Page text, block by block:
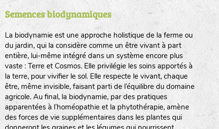
Semences biodynamiques
La biodynamie est une approche holistique de la ferme ou
du jardin, qui la considère comme un être vivant à part
entière, lui-même intégré dans un système encore plus
vaste : Terre et Cosmos. Elle privilégie les soins apportés à
la terre, pour vivifier le sol. Elle respecte le vivant, chaque
être, même invisible, faisant parti de l’équilibre du domaine
agricole. Au final, la biodynamie, par des pratiques
apparentées à l’homéopathie et la phytothérapie, amène
des forces de vie supplémentaires dans les plantes qui
LA RÉFÉRENCE :F BEL20BPA1A (en haut à gauche)
F : Fleurs.
animaux sauvages
biodiversité cultivée